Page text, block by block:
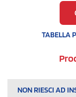
TABELLA
NON RIESCI AD